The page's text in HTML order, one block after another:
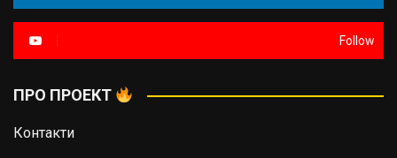
Follow
ПРО ПРОЕКТ
Контакти